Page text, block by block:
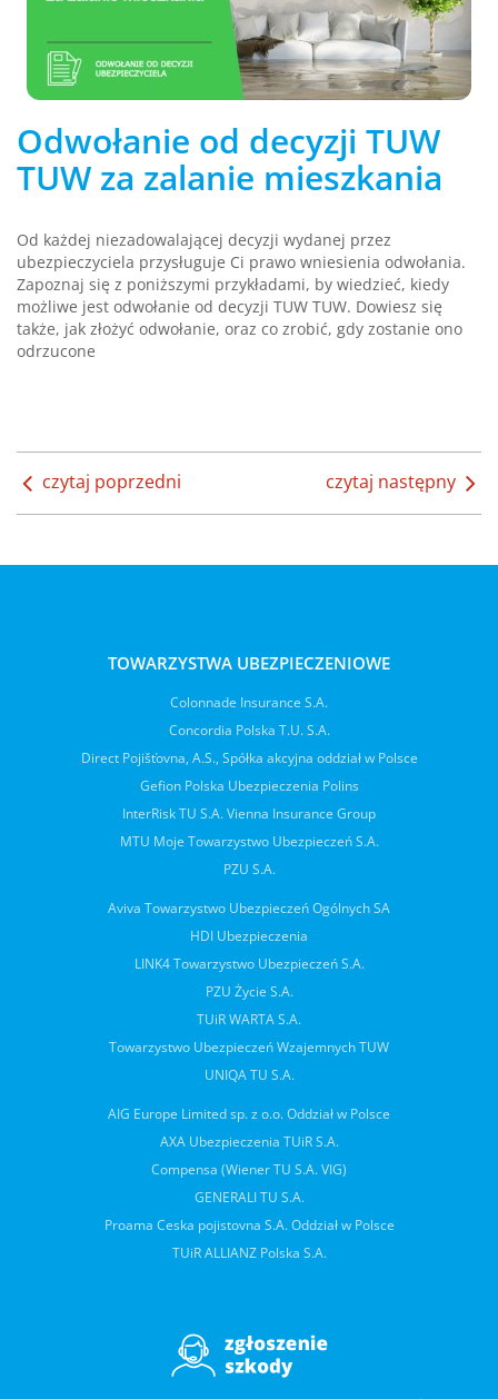
Odwołanie od decyzji TUW
TUW za zalanie mieszkania
Od każdej niezadowalającej decyzji wydanej przez
ubezpieczyciela przysługuje Ci prawo wniesienia odwołania.
Zapoznaj się z poniższymi przykładami, by wiedzieć, kiedy
możliwe jest odwołanie od decyzji TUW TUW. Dowiesz się
także, jak złożyć odwołanie, oraz co zrobić, gdy zostanie ono
odrzucone
czytaj poprzedni czytaj następny
TOWARZYSTWA UBEZPIECZENIOWE
Colonnade Insurance S.A.
Concordia Polska T.U. S.A.
Direct Pojišťovna, A.S., Spółka akcyjna oddział w Polsce
Gefion Polska Ubezpieczenia Polins
InterRisk TU S.A. Vienna Insurance Group
MTU Moje Towarzystwo Ubezpieczeń S.A.
PZU S.A.
Aviva Towarzystwo Ubezpieczeń Ogólnych SA
HDI Ubezpieczenia
LINK4 Towarzystwo Ubezpieczeń S.A.
PZU Życie S.A.
TUiR WARTA S.A.
Towarzystwo Ubezpieczeń Wzajemnych TUW
UNIQA TU S.A.
AIG Europe Limited sp. z o.o. Oddział w Polsce
AXA Ubezpieczenia TUiR S.A.
Compensa (Wiener TU S.A. VIG)
GENERALI TU S.A.
Proama Ceska pojistovna S.A. Oddział w Polsce
TUiR ALLIANZ Polska S.A.